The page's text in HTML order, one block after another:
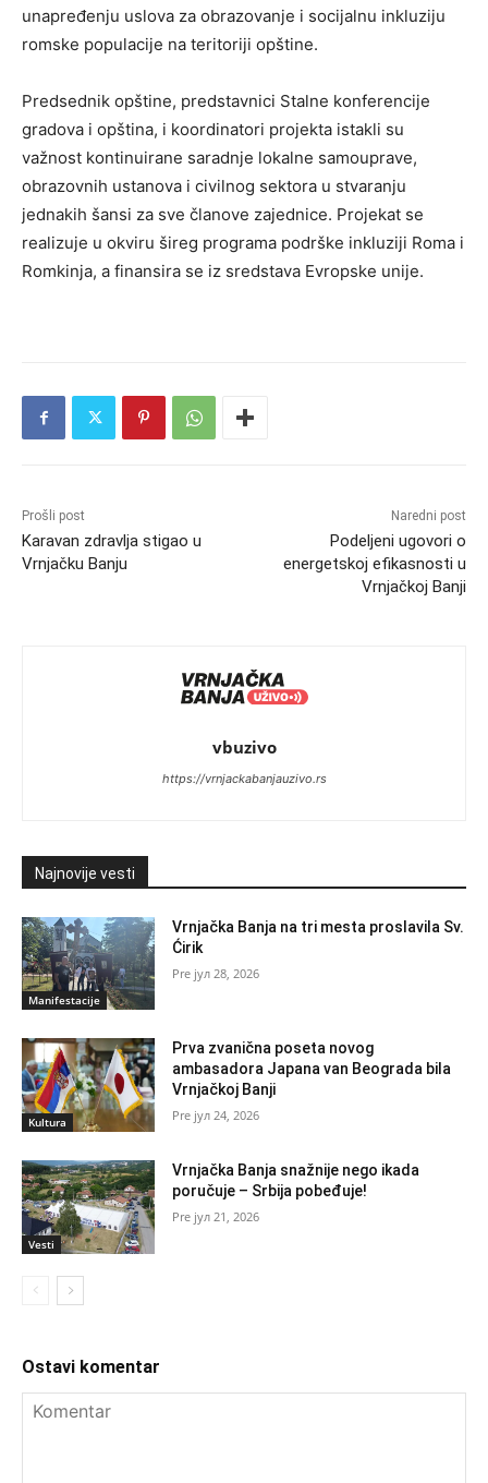
unapređenju uslova za obrazovanje i socijalnu inkluziju
romske populacije na teritoriji opštine.
Predsednik opštine, predstavnici Stalne konferencije
gradova i opština, i koordinatori projekta istakli su
važnost kontinuirane saradnje lokalne samouprave,
obrazovnih ustanova i civilnog sektora u stvaranju
jednakih šansi za sve članove zajednice. Projekat se
realizuje u okviru šireg programa podrške inkluziji Roma i
Romkinja, a finansira se iz sredstava Evropske unije.
Prošli post
Karavan zdravlja stigao u
Vrnjačku Banju
Naredni post
Podeljeni ugovori o
energetskoj efikasnosti u
Vrnjačkoj Banji
vbuzivo
https://vrnjackabanjauzivo.rs
Najnovije vesti
Manifestacije
Vrnjačka Banja na tri mesta proslavila Sv.
Ćirik
јул 28, 2026
Kultura
Prva zvanična poseta novog
ambasadora Japana van Beograda bila
Vrnjačkoj Banji
јул 24, 2026
Vesti
Vrnjačka Banja snažnije nego ikada
poručuje – Srbija pobeđuje!
јул 21, 2026
Ostavi komentar